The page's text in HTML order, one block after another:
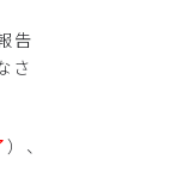
告
さ
）、